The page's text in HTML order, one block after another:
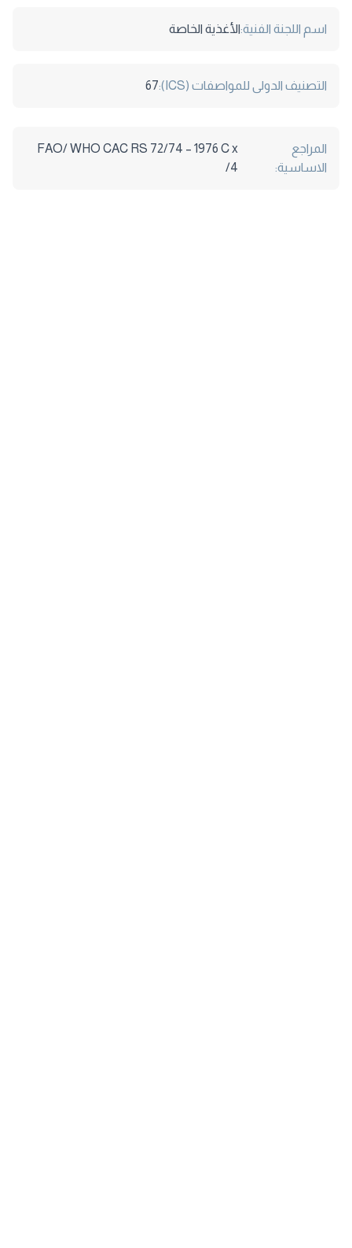
اسم اللجنة الفنية:الأغذية الخاصة
التصنيف الدولى للمواصفات (ICS): 67
المراجع
الاساسية:
FAO/ WHO CAC RS 72/74 – 1976 C x
4/